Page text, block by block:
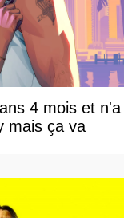
4 mois et n'a
mais ça va